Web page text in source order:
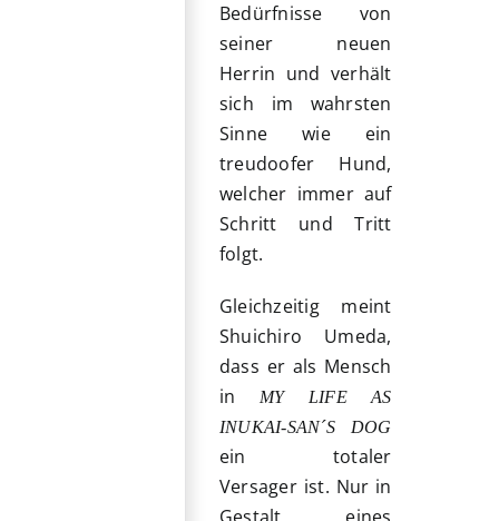
Bedürfnisse von
seiner neuen
Herrin und verhält
sich im wahrsten
Sinne wie ein
treudoofer Hund,
welcher immer auf
Schritt und Tritt
folgt.
Gleichzeitig meint
Shuichiro Umeda,
dass er als Mensch
in
MY LIFE AS
INUKAI-SAN´S DOG
ein totaler
Versager ist. Nur in